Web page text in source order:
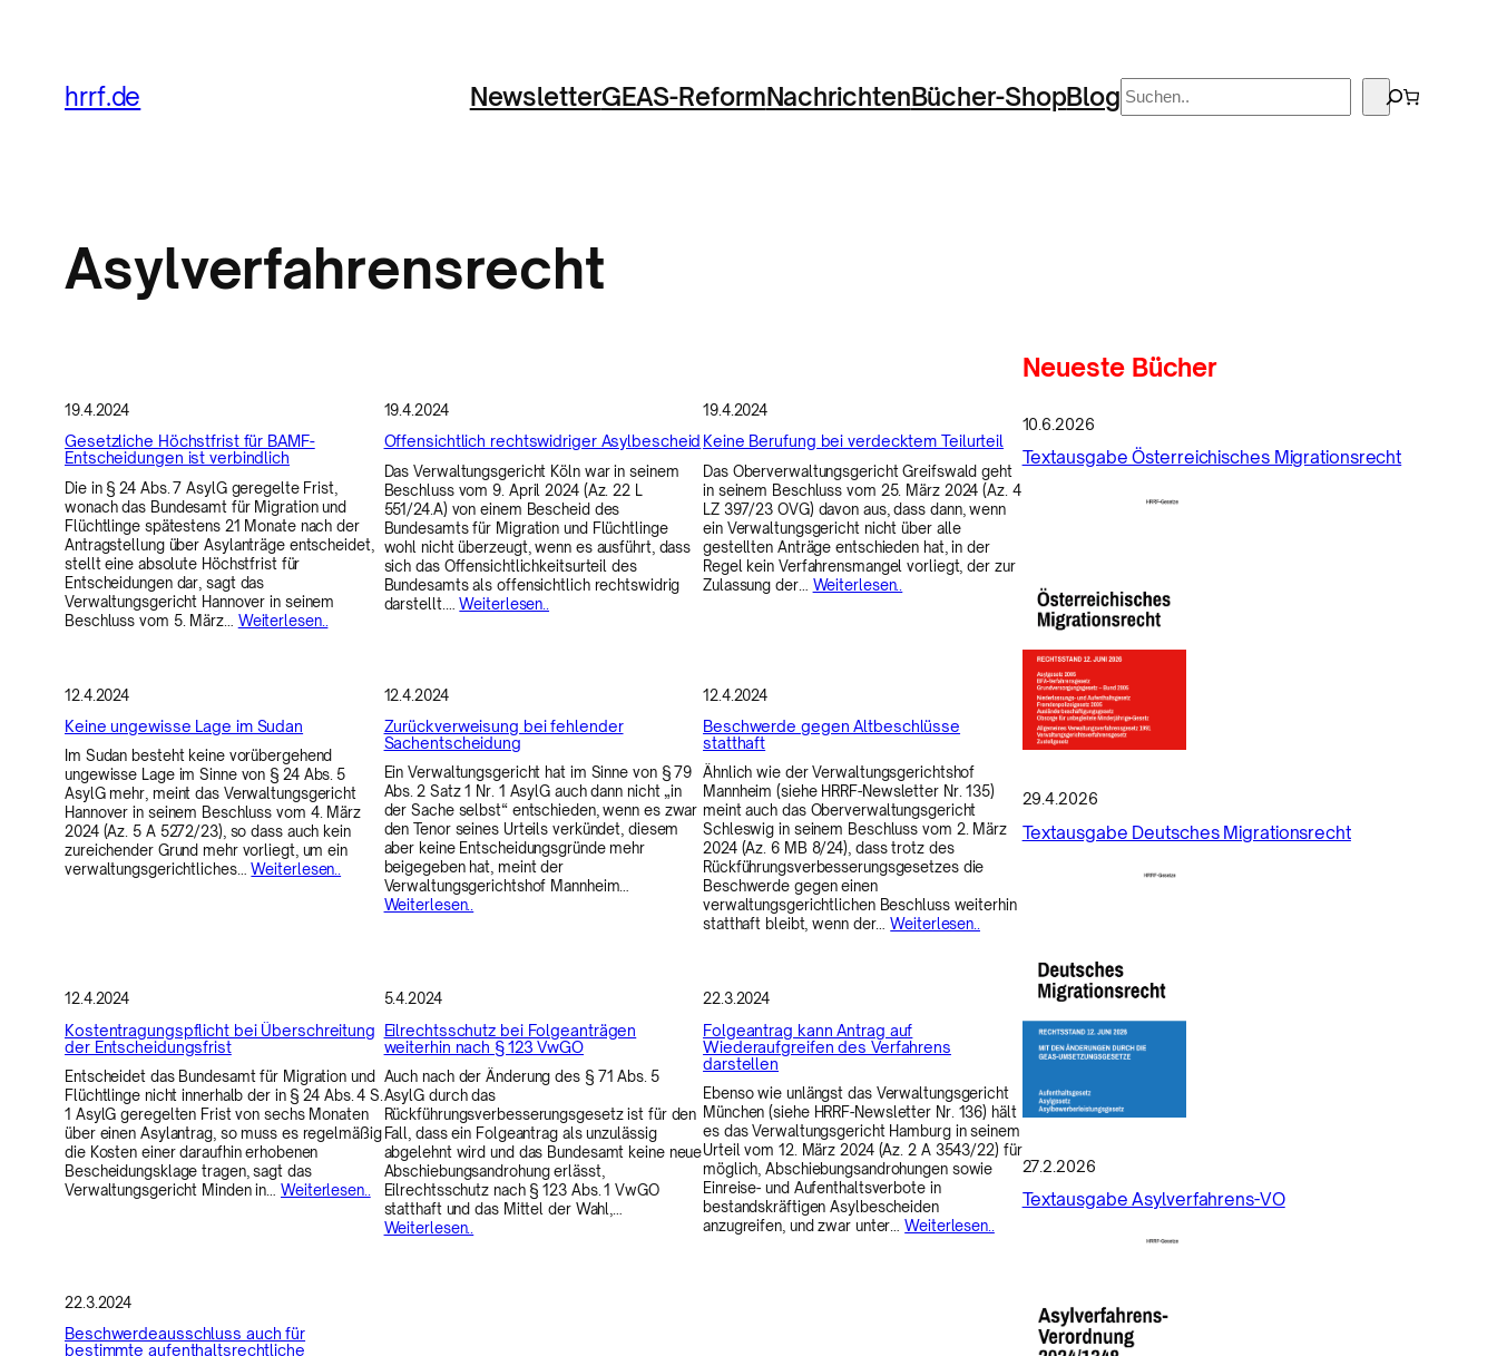
Inhalt
springen
hrrf.de NewsletterGEAS-ReformNachrichtenBücher-ShopBlog Suchen
Asylverfahrensrecht
19.4.2024
Gesetzliche Höchstfrist für BAMF-
Entscheidungen ist verbindlich
Die in § 24 Abs. 7 AsylG geregelte Frist,
wonach das Bundesamt für Migration und
Flüchtlinge spätestens 21 Monate nach der
Antragstellung über Asylanträge entscheidet,
stellt eine absolute Höchstfrist für
Entscheidungen dar, sagt das
Verwaltungsgericht Hannover in seinem
Beschluss vom 5. März… Weiterlesen..
19.4.2024
Offensichtlich rechtswidriger Asylbescheid
Das Verwaltungsgericht Köln war in seinem
Beschluss vom 9. April 2024 (Az. 22 L
551/24.A) von einem Bescheid des
Bundesamts für Migration und Flüchtlinge
wohl nicht überzeugt, wenn es ausführt, dass
sich das Offensichtlichkeitsurteil des
Bundesamts als offensichtlich rechtswidrig
darstellt.…Weiterlesen..
19.4.2024
Keine Berufung bei verdecktem Teilurteil
Das Oberverwaltungsgericht Greifswald geht
in seinem Beschluss vom 25. März 2024 (Az. 4
LZ 397/23 OVG) davon aus, dass dann, wenn
ein Verwaltungsgericht nicht über alle
gestellten Anträge entschieden hat, in der
Regel kein Verfahrensmangel vorliegt, der zur
Zulassung der… Weiterlesen..
12.4.2024
Keine ungewisse Lage im Sudan
Im Sudan besteht keine vorübergehend
ungewisse Lage im Sinne von § 24 Abs. 5
AsylG mehr, meint das Verwaltungsgericht
Hannover in seinem Beschluss vom 4. März
2024 (Az. 5 A 5272/23), so dass auch kein
zureichender Grund mehr vorliegt, um ein
verwaltungsgerichtliches…Weiterlesen..
12.4.2024
Zurückverweisung bei fehlender
Sachentscheidung
Ein Verwaltungsgericht hat im Sinne von § 79
Abs. 2 Satz 1 Nr. 1 AsylG auch dann nicht „in
der Sache selbst“ entschieden, wenn es zwar
den Tenor seines Urteils verkündet, diesem
aber keine Entscheidungsgründe mehr
beigegeben hat, meint der
Verwaltungsgerichtshof Mannheim…
Weiterlesen..
12.4.2024
Beschwerde gegen Altbeschlüsse
statthaft
Ähnlich wie der Verwaltungsgerichtshof
Mannheim (siehe HRRF-Newsletter Nr. 135)
meint auch das Oberverwaltungsgericht
Schleswig in seinem Beschluss vom 2. März
2024 (Az. 6 MB 8/24), dass trotz des
Rückführungsverbesserungsgesetzes die
Beschwerde gegen einen
verwaltungsgerichtlichen Beschluss weiterhin
statthaft bleibt, wenn der…Weiterlesen..
12.4.2024
Kostentragungspflicht bei Überschreitung
der Entscheidungsfrist
Entscheidet das Bundesamt für Migration und
Flüchtlinge nicht innerhalb der in § 24 Abs. 4 S.
1 AsylG geregelten Frist von sechs Monaten
über einen Asylantrag, so muss es regelmäßig
die Kosten einer daraufhin erhobenen
Bescheidungsklage tragen, sagt das
Verwaltungsgericht Minden in… Weiterlesen..
5.4.2024
Eilrechtsschutz bei Folgeanträgen
weiterhin nach § 123 VwGO
Auch nach der Änderung des § 71 Abs. 5
AsylG durch das
Rückführungsverbesserungsgesetz ist für den
Fall, dass ein Folgeantrag als unzulässig
abgelehnt wird und das Bundesamt keine neue
Abschiebungsandrohung erlässt,
Eilrechtsschutz nach § 123 Abs. 1 VwGO
statthaft und das Mittel der Wahl,…
Weiterlesen..
22.3.2024
Folgeantrag kann Antrag auf
Wiederaufgreifen des Verfahrens
darstellen
Ebenso wie unlängst das Verwaltungsgericht
München (siehe HRRF-Newsletter Nr. 136) hält
es das Verwaltungsgericht Hamburg in seinem
Urteil vom 12. März 2024 (Az. 2 A 3543/22) für
möglich, Abschiebungsandrohungen sowie
Einreise- und Aufenthaltsverbote in
bestandskräftigen Asylbescheiden
anzugreifen, und zwar unter…Weiterlesen..
22.3.2024
Beschwerdeausschluss auch für
bestimmte aufenthaltsrechtliche
Neueste Bücher
10.6.2026
Textausgabe Österreichisches Migrationsrecht
29.4.2026
Textausgabe Deutsches Migrationsrecht
27.2.2026
Textausgabe Asylverfahrens-VO